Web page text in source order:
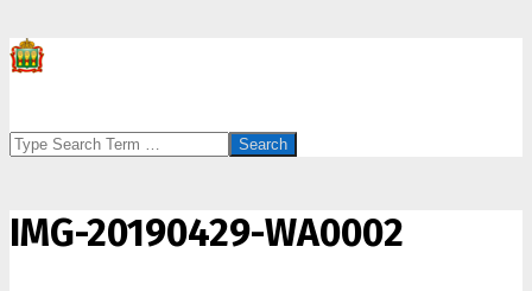
Search
IMG-20190429-WA0002